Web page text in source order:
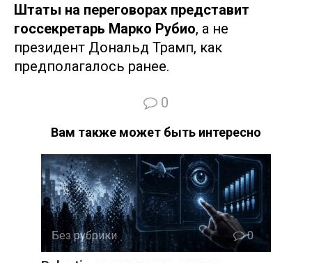
Штаты на переговорах представит
госсекретарь Марко Рубио, а не
президент Дональд Трамп, как
предполагалось ранее.
0
Вам также может быть интересно
Без рубрики 0